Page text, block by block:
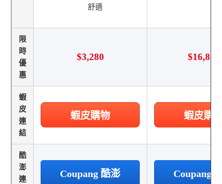
舒適
限
時
優
惠
$3,280 $16,800
蝦
皮
連
結
蝦皮購物 蝦皮購
酷
澎
連
Coupang 酷澎 Coupang